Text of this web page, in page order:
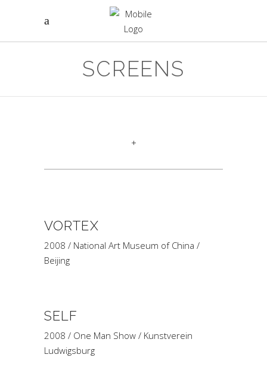
SCREENS
+
VORTEX
2008 / National Art Museum of China /
Beijing
SELF
2008 / One Man Show / Kunstverein
Ludwigsburg